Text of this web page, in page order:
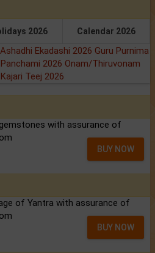
2026 Calendar 2026
Ashadhi Ekadashi 2026 Guru Purnima
2026 Onam/Thiruvonam
Kajari Teej 2026
with assurance of
BUY NOW
of Yantra with assurance of
BUY NOW